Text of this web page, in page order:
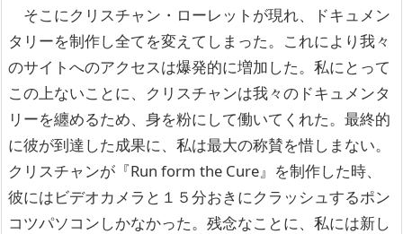
そこにクリスチャン・ローレットが現れ、ドキュメン
タリーを制作し全てを変えてしまった。これにより我々
のサイトへのアクセスは爆発的に増加した。私にとって
この上ないことに、クリスチャンは我々のドキュメンタ
リーを纏めるため、身を粉にして働いてくれた。最終的
に彼が到達した成果に、私は最大の称賛を惜しまない。
クリスチャンが『Run form the Cure』を制作した時、
彼にはビデオカメラと１５分おきにクラッシュするポン
コツパソコンしかなかった。残念なことに、私には新し